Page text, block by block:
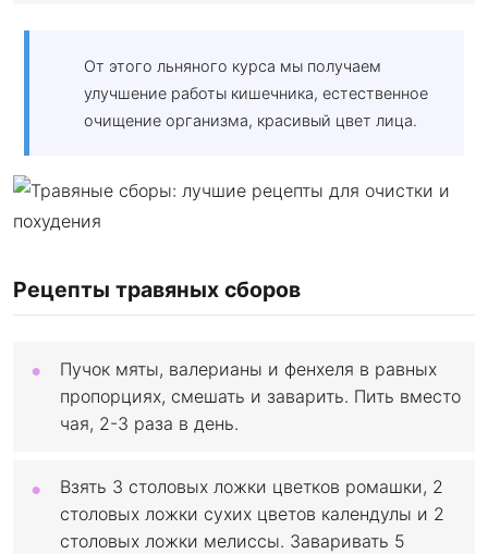
От этого льняного курса мы получаем
улучшение работы кишечника, естественное
очищение организма, красивый цвет лица.
Рецепты травяных сборов
Пучок мяты, валерианы и фенхеля в равных
пропорциях, смешать и заварить. Пить вместо
чая, 2-3 раза в день.
Взять 3 столовых ложки цветков ромашки, 2
столовых ложки сухих цветов календулы и 2
столовых ложки мелиссы. Заваривать 5